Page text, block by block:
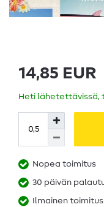
14,85 EUR
Heti lähetettävissä,
Nopea toimitus
30 päivän
Ilmainen